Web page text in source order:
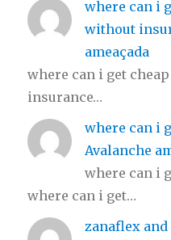
where can i
without
ameaçada
where can i get
insurance…
where can i
Avalanche
where can i
where can i get…
zanaflex